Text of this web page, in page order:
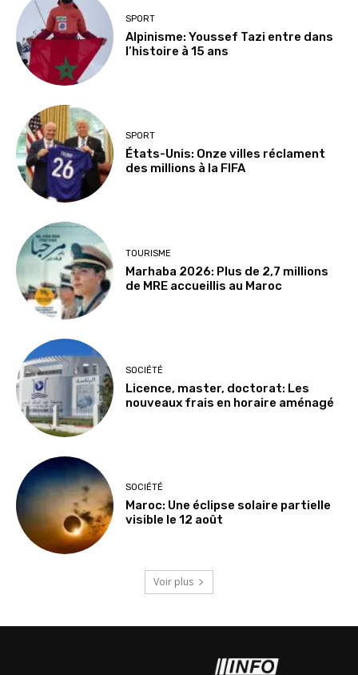
SPORT
Alpinisme: Youssef Tazi entre dans
l’histoire à 15 ans
SPORT
États-Unis: Onze villes réclament
des millions à la FIFA
TOURISME
Marhaba 2026: Plus de 2,7 millions
de MRE accueillis au Maroc
SOCIÉTÉ
Licence, master, doctorat: Les
nouveaux frais en horaire aménagé
SOCIÉTÉ
Maroc: Une éclipse solaire partielle
visible le 12 août
Voir plus